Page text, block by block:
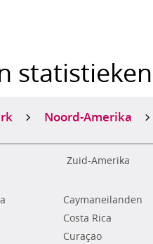
statistieken
Noord-Amerika
Zuid-Amerika
Caymaneilanden
Costa Rica
Curaçao